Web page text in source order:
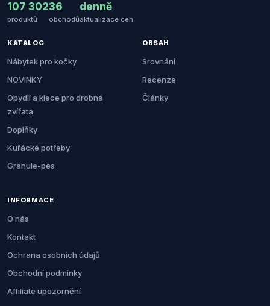
107 302
produktů
36
obchodů
denně
aktualizace cen
KATALOG
Nábytek pro kočky
NOVINKY
Obydlí a klece pro drobná
zvířata
Doplňky
Kuřácké potřeby
Granule-pes
OBSAH
Srovnání
Recenze
Články
INFORMACE
O nás
Kontakt
Ochrana osobních údajů
Obchodní podmínky
Affiliate upozornění